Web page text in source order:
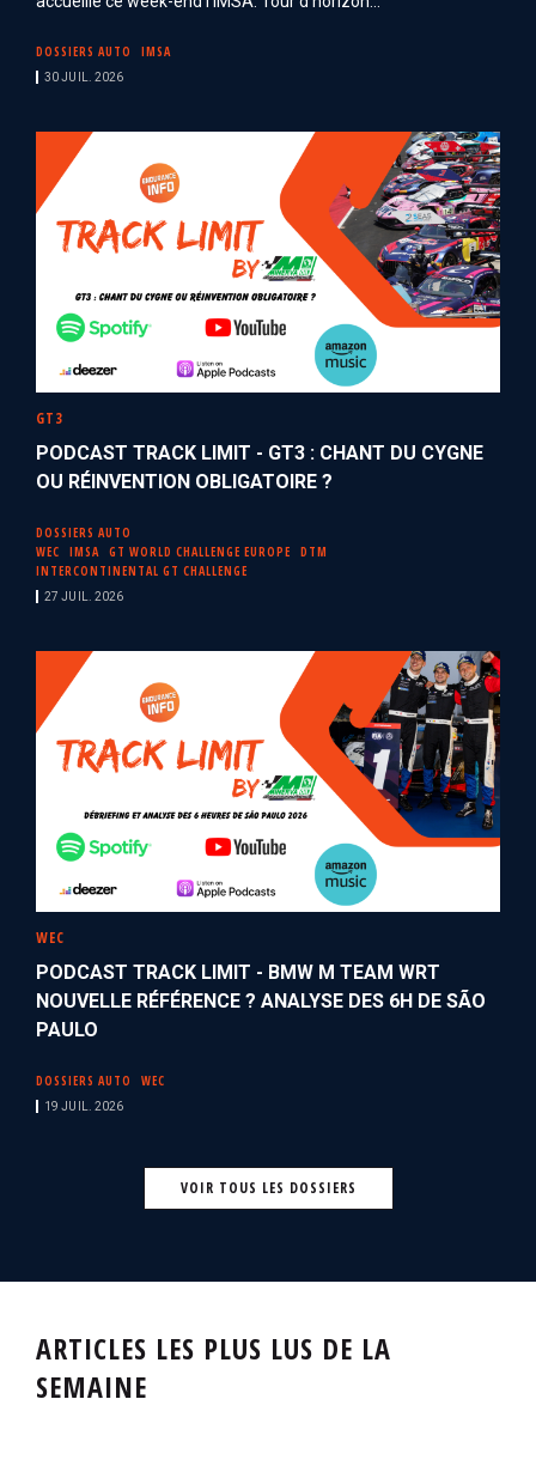
DOSSIERS AUTO IMSA
30 JUIL. 2026
GT3
PODCAST TRACK LIMIT - GT3 : CHANT DU CYGNE
OU RÉINVENTION OBLIGATOIRE ?
DOSSIERS AUTO
WEC
IMSA GT WORLD CHALLENGE EUROPE
DTM
INTERCONTINENTAL GT CHALLENGE
27 JUIL. 2026
WEC
PODCAST TRACK LIMIT - BMW M TEAM WRT
NOUVELLE RÉFÉRENCE ? ANALYSE DES 6H DE SÃO
PAULO
DOSSIERS AUTO WEC
19 JUIL. 2026
VOIR TOUS LES DOSSIERS
ARTICLES LES PLUS LUS DE LA
SEMAINE